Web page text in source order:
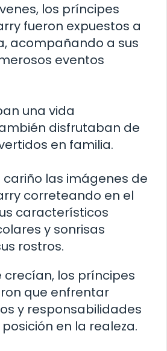
los príncipes
fueron expuestos a
acompañando a sus
eventos
una vida
disfrutaban de
en familia.
cariño las imágenes de
correteando en el
característicos
y sonrisas
rostros.
crecían, los príncipes
que enfrentar
y responsabilidades
en la realeza.